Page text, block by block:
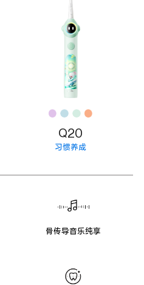
Q20
习惯养成
骨传导音乐纯享